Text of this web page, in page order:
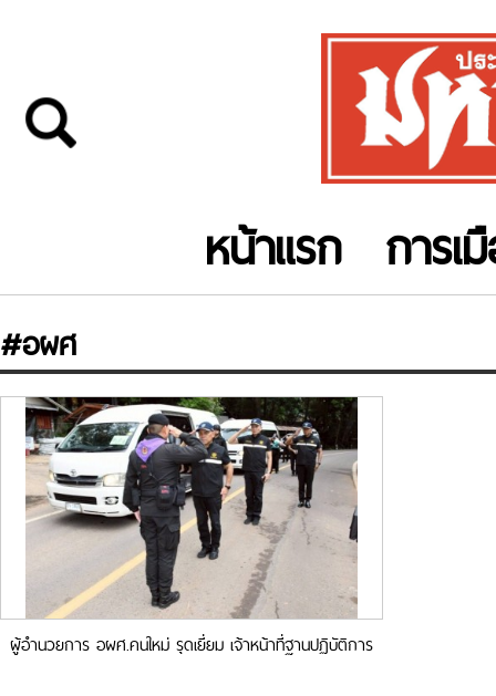
หน้าแรก การเ
#อผศ
ผู้อำนวยการ อผศ.คนใหม่ รุดเยี่ยม เจ้าหน้าที่ฐานปฏิบัติการ